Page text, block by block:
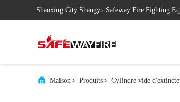
Shaoxing City Shangyu Safeway Fire Fighting
Maison> Produits> Cylindre vide